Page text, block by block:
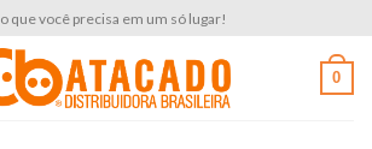
que você precisa em um só lugar!
0